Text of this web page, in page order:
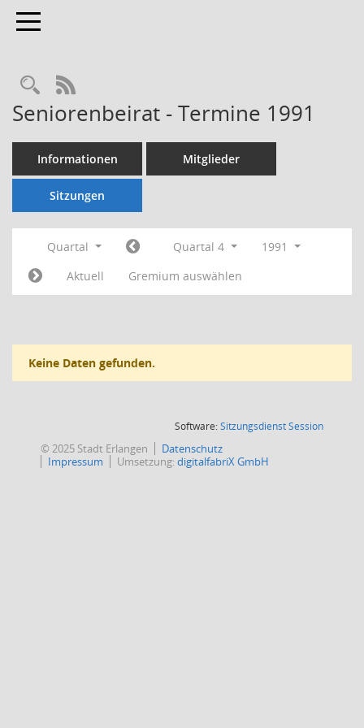
Toggle navigation
Rechercheauswahl
RSS-Feed
Seniorenbeirat - Termine 1991
Informationen Mitglieder
Sitzungen
Quartal Quartal 4
1991
Aktuell
Gremium auswählen
Keine Daten gefunden.
Software:SitzungsdienstSession(Wird in
© 2025 Stadt Erlangen
Datenschutz
Impressum
Umsetzung:digitalfabriX GmbH